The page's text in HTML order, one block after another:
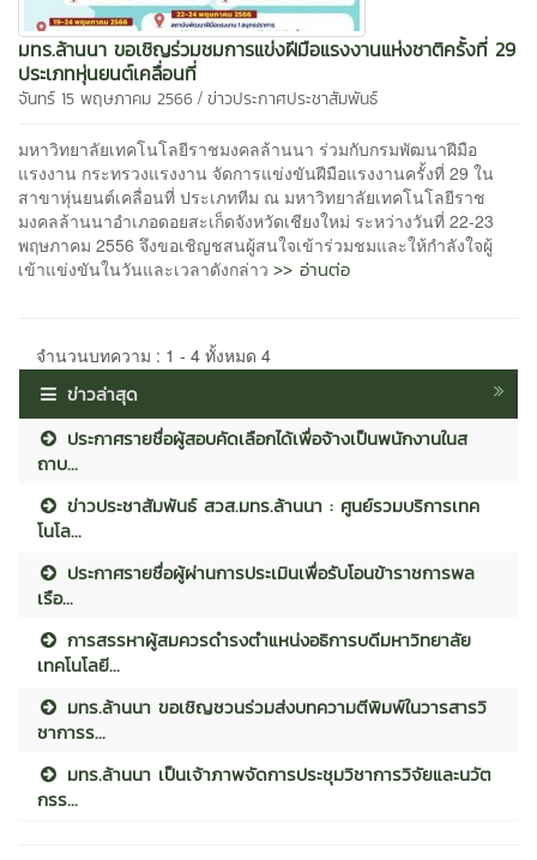
มทร.ล้านนา ขอเชิญร่วมชมการแข่งฝีมือแรงงานแห่งชาติครั้งที่ 29
ประเภทหุ่นยนต์เคลื่อนที่
จันทร์ 15 พฤษภาคม 2566 / ข่าวประกาศประชาสัมพันธ์
มหาวิทยาลัยเทคโนโลยีราชมงคลล้านนา ร่วมกับกรมพัฒนาฝีมือ
แรงงาน กระทรวงแรงงาน จัดการแข่งขันฝีมือแรงงานครั้งที่ 29 ใน
สาขาหุ่นยนต์เคลื่อนที่ ประเภททีม ณ มหาวิทยาลัยเทคโนโลยีราช
มงคลล้านนาอำเภอดอยสะเก็ดจังหวัดเชียงใหม่ ระหว่างวันที่ 22-23
พฤษภาคม 2556 จึงขอเชิญชสนผู้สนใจเข้าร่วมชมและให้กำลังใจผู้
เข้าแข่งขันในวันและเวลาดังกล่าว >> อ่านต่อ
จำนวนบทความ : 1 - 4 ทั้งหมด 4
ข่าวล่าสุด
ประกาศรายชื่อผู้สอบคัดเลือกได้เพื่อจ้างเป็นพนักงานในส
ถาบ...
ข่าวประชาสัมพันธ์ สวส.มทร.ล้านนา : ศูนย์รวมบริการเทค
โนโล...
ประกาศรายชื่อผู้ผ่านการประเมินเพื่อรับโอนข้าราชการพล
เรือ...
การสรรหาผู้สมควรดำรงตำแหน่งอธิการบดีมหาวิทยาลัย
เทคโนโลยี...
มทร.ล้านนา ขอเชิญชวนร่วมส่งบทความตีพิมพ์ในวารสารวิ
ชาการร...
มทร.ล้านนา เป็นเจ้าภาพจัดการประชุมวิชาการวิจัยและนวัต
กรร...